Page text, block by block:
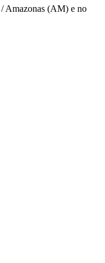
/ Amazonas (AM) e no